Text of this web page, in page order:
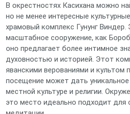
В окрестностях Касихана можно
но не менее интересные
храмовый комплекс Гунунг Виндер.
масштабное сооружение, как
оно предлагает более интимное
духовностью и историей. Этот
яванскими верованиями и культом
посещение может дать
местной культуре и религии.
это место идеально подходит для